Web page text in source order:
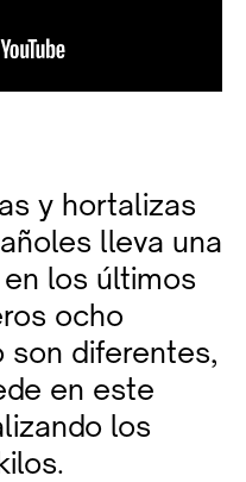
y hortalizas
lleva una
los últimos
ocho
son diferentes,
en este
los